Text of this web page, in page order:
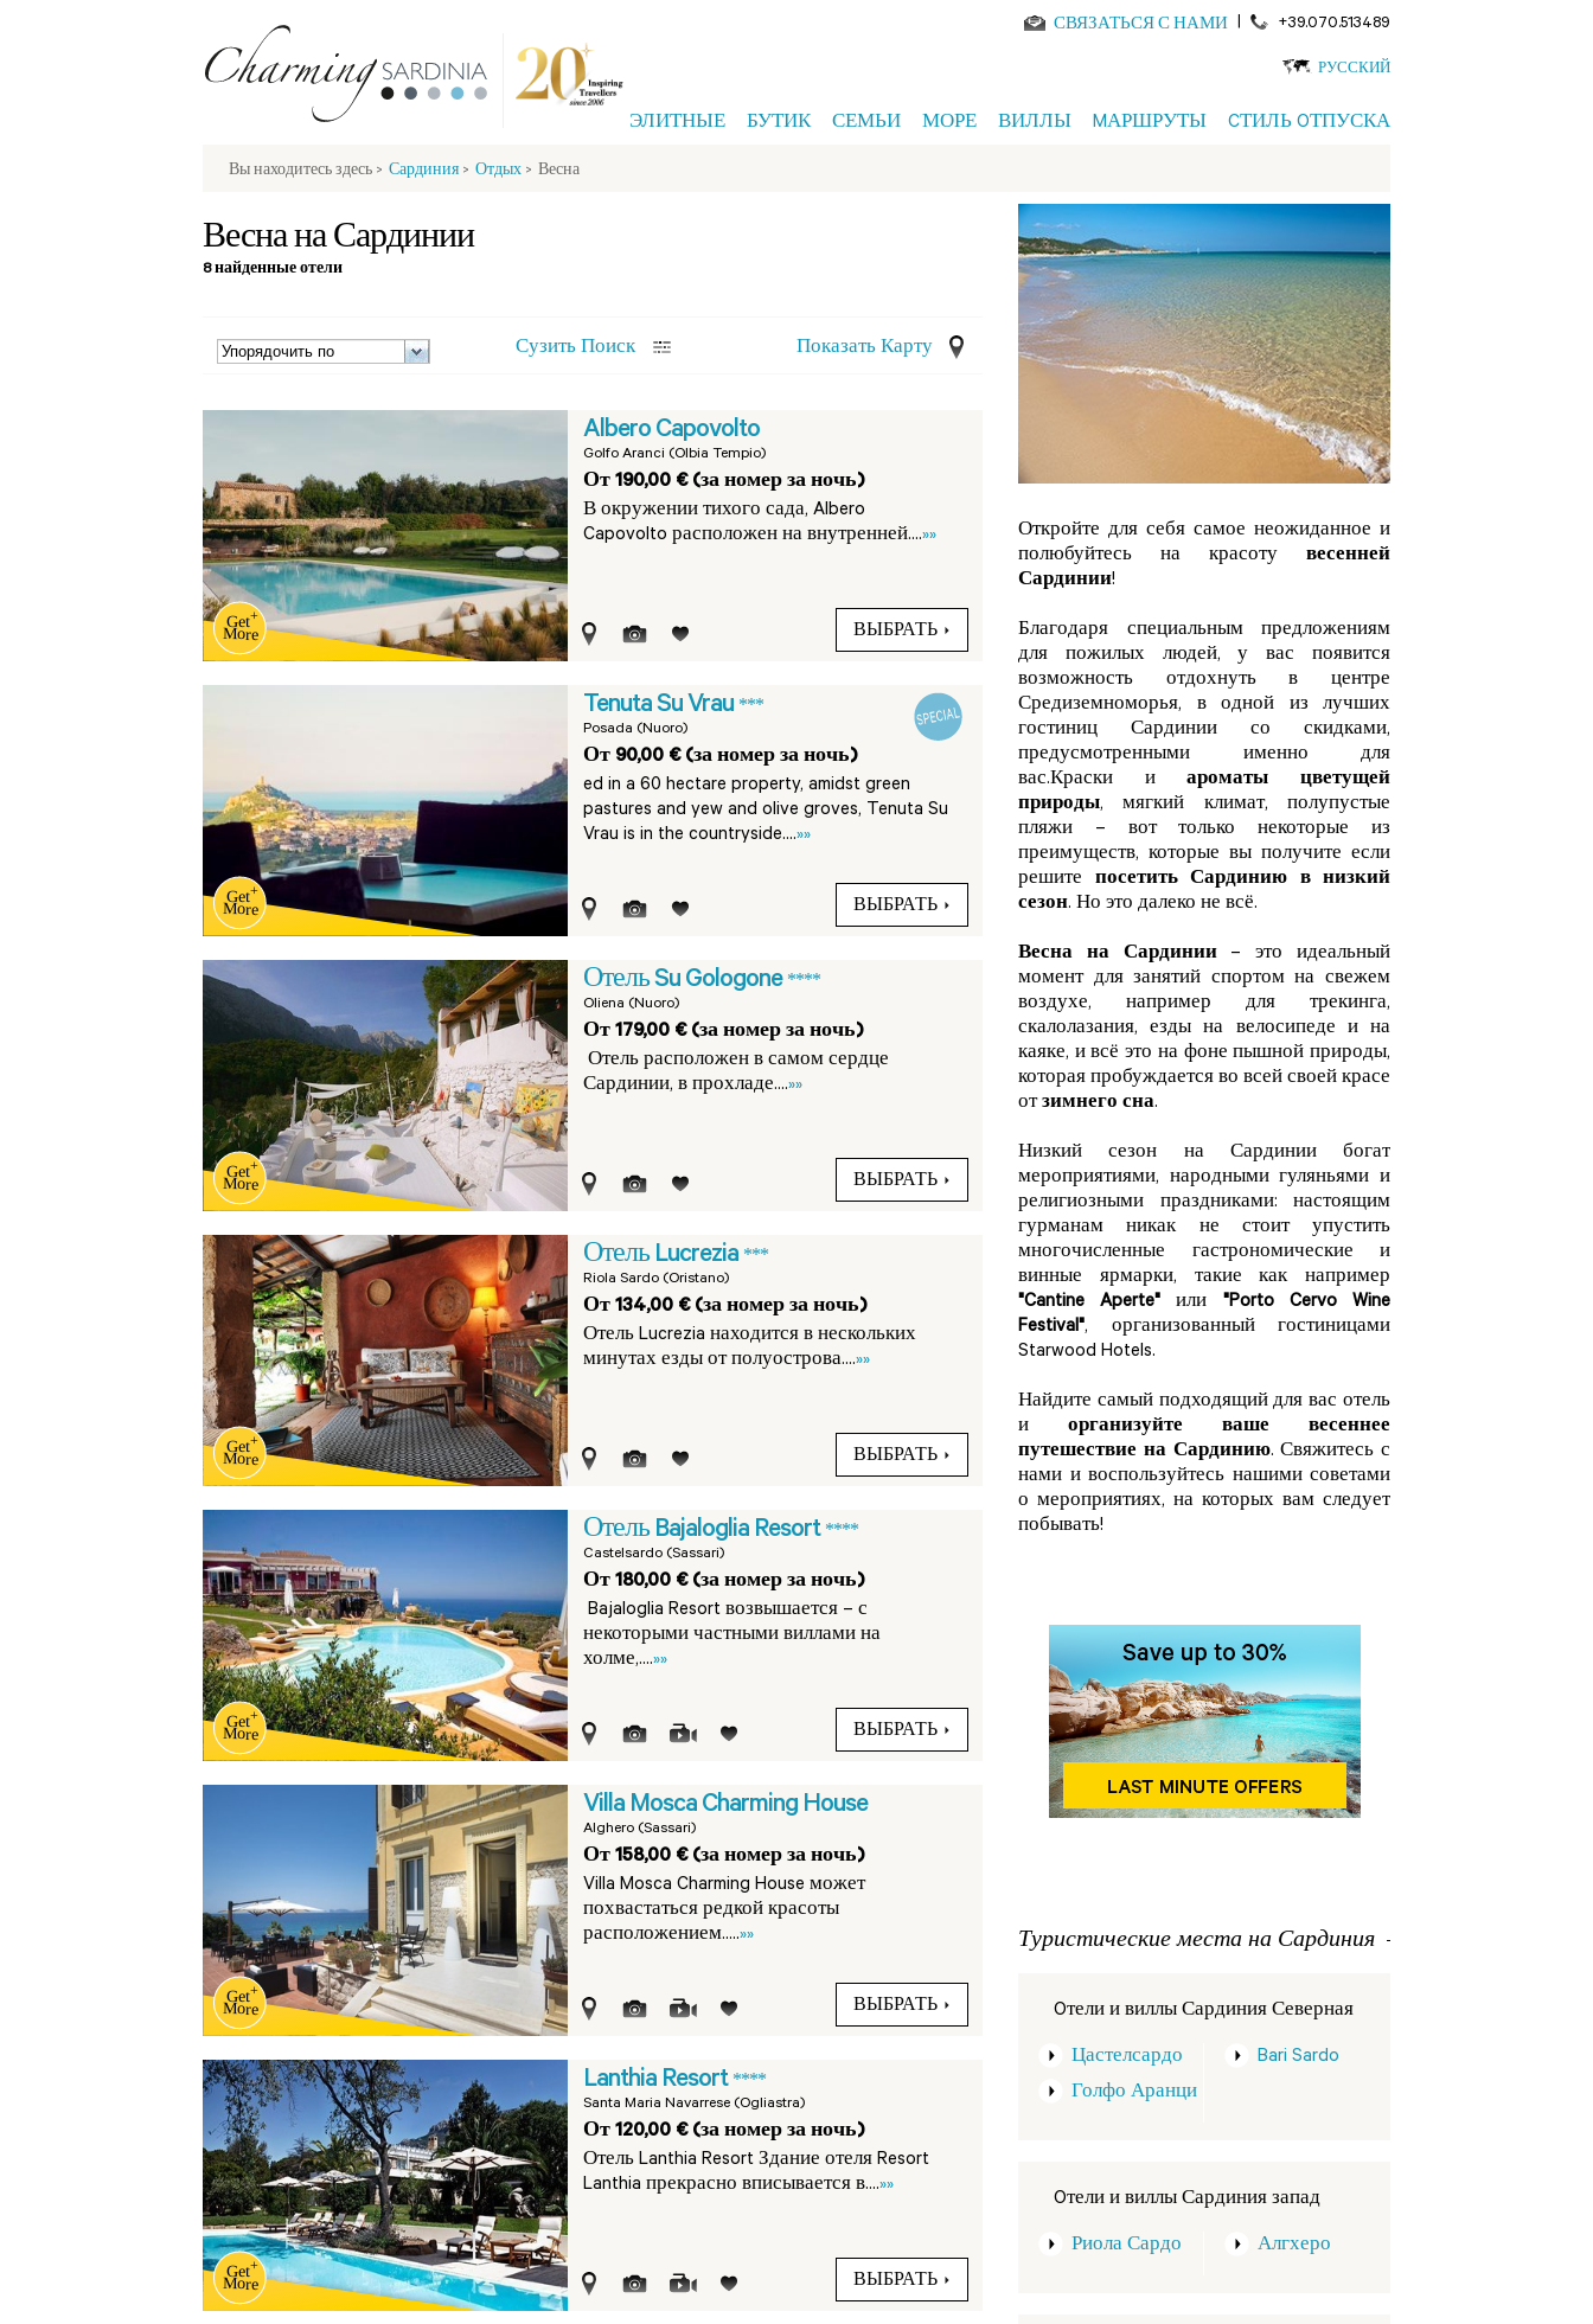
СВЯЗАТЬСЯ С НАМИ | +39.070.513489
РУССКИЙ
ЭЛИТНЫЕ БУТИК СЕМЬИ МОРЕ ВИЛЛЫ MАРШРУТЫ CТИЛЬ OТПУСКА
Вы находитесь здесь > Сардиния > Отдых > Весна
Весна на Сардинии
8 найденные отели
Сузить Поиск Показать Карту
Albero Capovolto
Golfo Aranci (Olbia Tempio)
От 190,00 € (за номер за ночь)
В окружении тихого сада, Albero
Capovolto расположен на внутренней....»»
ВЫБРАТЬ
Tenuta Su Vrau ***
Posada (Nuoro)
От 90,00 € (за номер за ночь)
ed in a 60 hectare property, amidst green
pastures and yew and olive groves, Tenuta Su
Vrau is in the countryside....»»
ВЫБРАТЬ
Отель Su Gologone ****
Oliena (Nuoro)
От 179,00 € (за номер за ночь)
Отель расположен в самом сердце
Сардинии, в прохладе....»»
ВЫБРАТЬ
Отель Lucrezia ***
Riola Sardo (Oristano)
От 134,00 € (за номер за ночь)
Отель Lucrezia находится в нескольких
минутах езды от полуострова....»»
ВЫБРАТЬ
Отель Bajaloglia Resort ****
Castelsardo (Sassari)
От 180,00 € (за номер за ночь)
Bajaloglia Resort возвышается – с
некоторыми частными виллами на
холме,....»»
ВЫБРАТЬ
Villa Mosca Charming House
Alghero (Sassari)
От 158,00 € (за номер за ночь)
Villa Mosca Charming House может
похвастаться редкой красоты
расположением.....»»
ВЫБРАТЬ
Lanthia Resort ****
Santa Maria Navarrese (Ogliastra)
От 120,00 € (за номер за ночь)
Отель Lanthia Resort Здание отеля Resort
Lanthia прекрасно вписывается в....»»
ВЫБРАТЬ
Откройте для себя самое неожиданное и
полюбуйтесь на красоту весенней
Сардинии!
Благодаря специальным предложениям
для пожилых людей, у вас появится
возможность отдохнуть в центре
Средиземноморья, в одной из лучших
гостиниц Сардинии со скидками,
предусмотренными именно для
вас.Краски иароматы цветущей
природы, мягкий климат, полупустые
пляжи – вот только некоторые из
преимуществ, которые вы получите если
решите посетить Сардинию в низкий
сезон. Но это далеко не всё.
Весна на Сардинии – это идеальный
момент для занятий спортом на свежем
воздухе, например для трекинга,
скалолазания, езды на велосипеде и на
каяке, и всё это на фоне пышной природы,
которая пробуждается во всей своей красе
отзимнего сна.
Низкий сезон на Сардинии богат
мероприятиями, народными гуляньями и
религиозными праздниками: настоящим
гурманам никак не стоит упустить
многочисленные гастрономические и
винные ярмарки, такие как например
"Cantine Aperte"или "Porto Cervo Wine
Festival", организованный гостиницами
Starwood Hotels.
Найдите самый подходящий для вас отель
и организуйте ваше весеннее
путешествие на Сардинию. Свяжитесь с
нами и воспользуйтесь нашими советами
о мероприятиях, на которых вам следует
побывать!
Туристические места на Сардиния
Oтели и виллы Сардиния Северная
Цастелсардо
Голфо Аранци
Bari Sardo
Oтели и виллы Сардиния запад
Риола Сардо Алгхеро